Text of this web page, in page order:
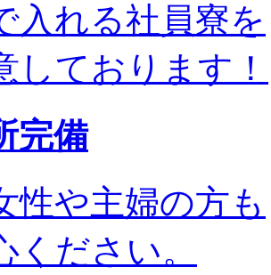
入れる社員寮を
しております！
完備
性や主婦の方も
ください。